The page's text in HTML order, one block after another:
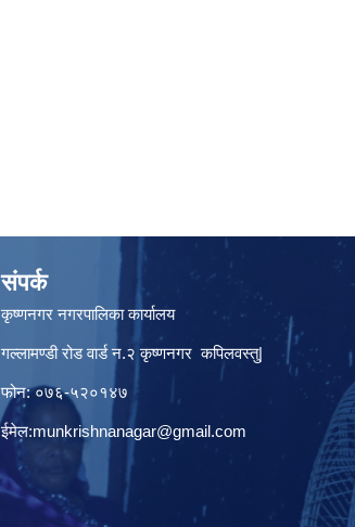
संपर्क
कृष्णनगर नगरपालिका कार्यालय
गल्लामण्डी रोड वार्ड न.२ कृष्णनगर कपिलवस्तु|
फोन: ०७६-५२०१४७
ईमेल:munkrishnanagar@gmail.com